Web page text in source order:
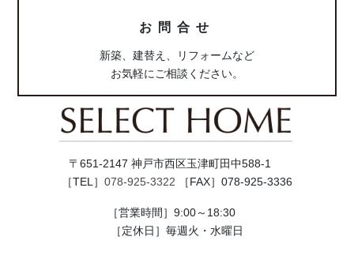
お問合せ
新築、建替え、リフォームなど
お気軽にご相談ください。
〒651-2147 神戸市西区玉津町田中588-1
［TEL］ 078-925-3322 ［FAX］078-925-3336
［営業時間］9:00～18:30
［定休日］毎週火・水曜日